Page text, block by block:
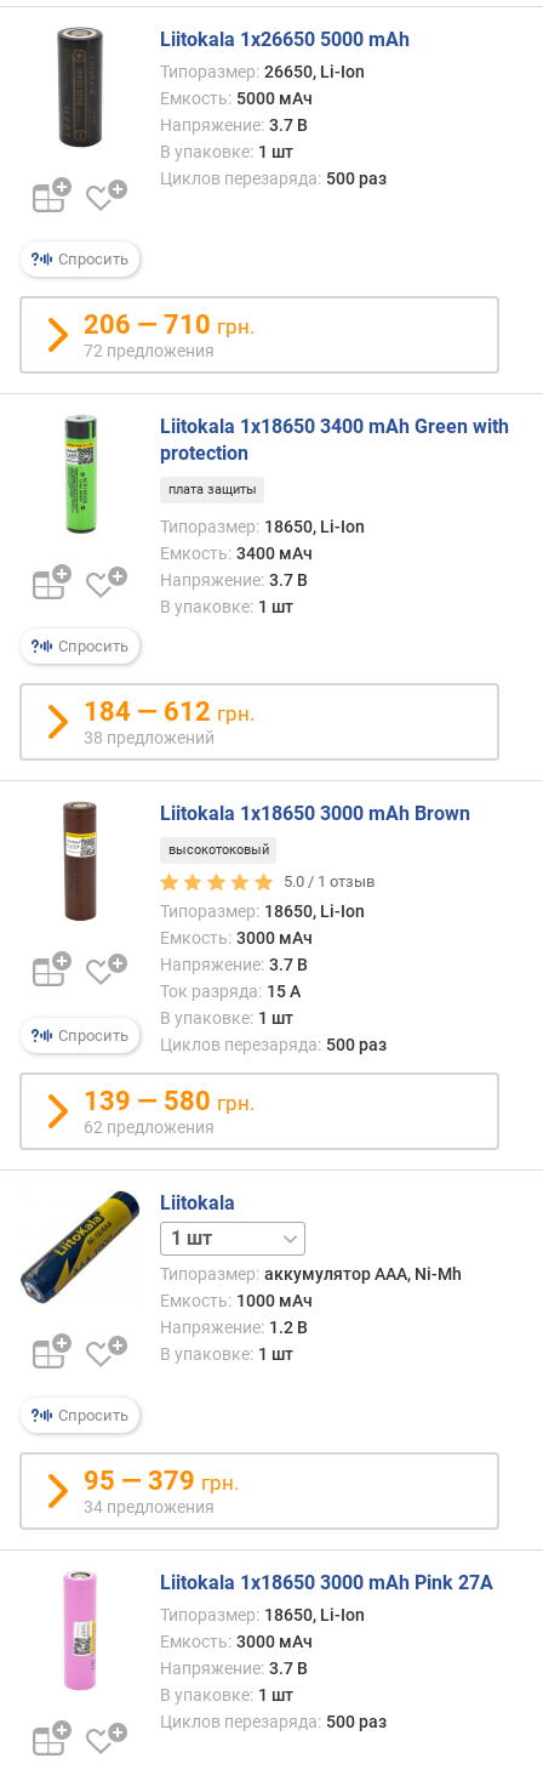
е
ш
в
ы
м
п
о
т
з
ы
в
а
м
п
о
е
д
б
а
л
н
и
я
п
о
о
л
ч
е
с
т
в
у
е
д
л
ж
е
и
й
к
о
у
п
а
Спросить
Liitokala 1x26650 5000 mAh
Типоразмер: 26650, Li-Ion
Емкость: 5000 мАч
Напряжение: 3.7 В
В упаковке: 1 шт
Циклов перезаряда: 500 раз
206 — 710 грн.
72 предложения
Спросить
Liitokala 1x18650 3400 mAh Green with
protection
плата защиты
Типоразмер: 18650, Li-Ion
Емкость: 3400 мАч
Напряжение: 3.7 В
В упаковке: 1 шт
184 — 612 грн.
38 предложений
Спросить
Liitokala 1x18650 3000 mAh Brown
высокотоковый
5.0 / 1 отзыв
Типоразмер: 18650, Li-Ion
Емкость: 3000 мАч
Напряжение: 3.7 В
Ток разряда: 15 А
В упаковке: 1 шт
Циклов перезаряда: 500 раз
139 — 580 грн.
62 предложения
Спросить
Liitokala
5 шт
Типоразмер: аккумулятор AAA, Ni-Mh
Емкость: 1000 мАч
Напряжение: 1.2 В
В упаковке: 1 шт
95 — 379 грн.
34 предложения
Liitokala 1x18650 3000 mAh Pink 27A
Типоразмер: 18650, Li-Ion
Емкость: 3000 мАч
Напряжение: 3.7 В
В упаковке: 1 шт
Циклов перезаряда: 500 раз